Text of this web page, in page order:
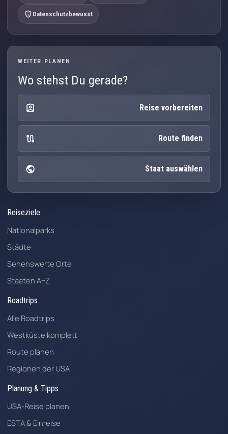
privacy_tip Datenschutzbewusst
WEITER PLANEN
Wo stehst Du gerade?
assignment_ind Reise vorbereiten
route Route finden
public Staat auswählen
Reiseziele
Nationalparks
Städte
Sehenswerte Orte
Staaten A–Z
Roadtrips
Alle Roadtrips
Westküste komplett
Route planen
Regionen der USA
Planung & Tipps
USA-Reise planen
ESTA & Einreise